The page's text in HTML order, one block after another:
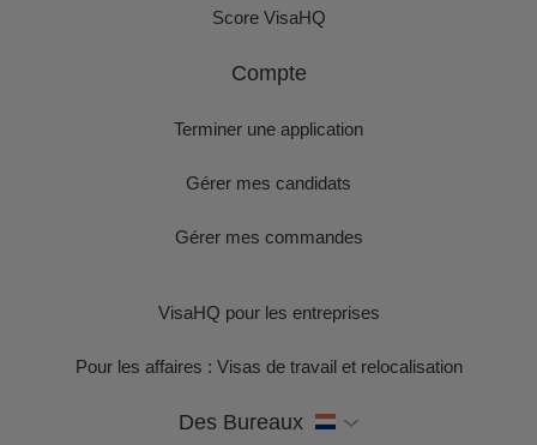
Score VisaHQ
Compte
Terminer une application
Gérer mes candidats
Gérer mes commandes
VisaHQ pour les entreprises
Pour les affaires : Visas de travail et relocalisation
Des Bureaux